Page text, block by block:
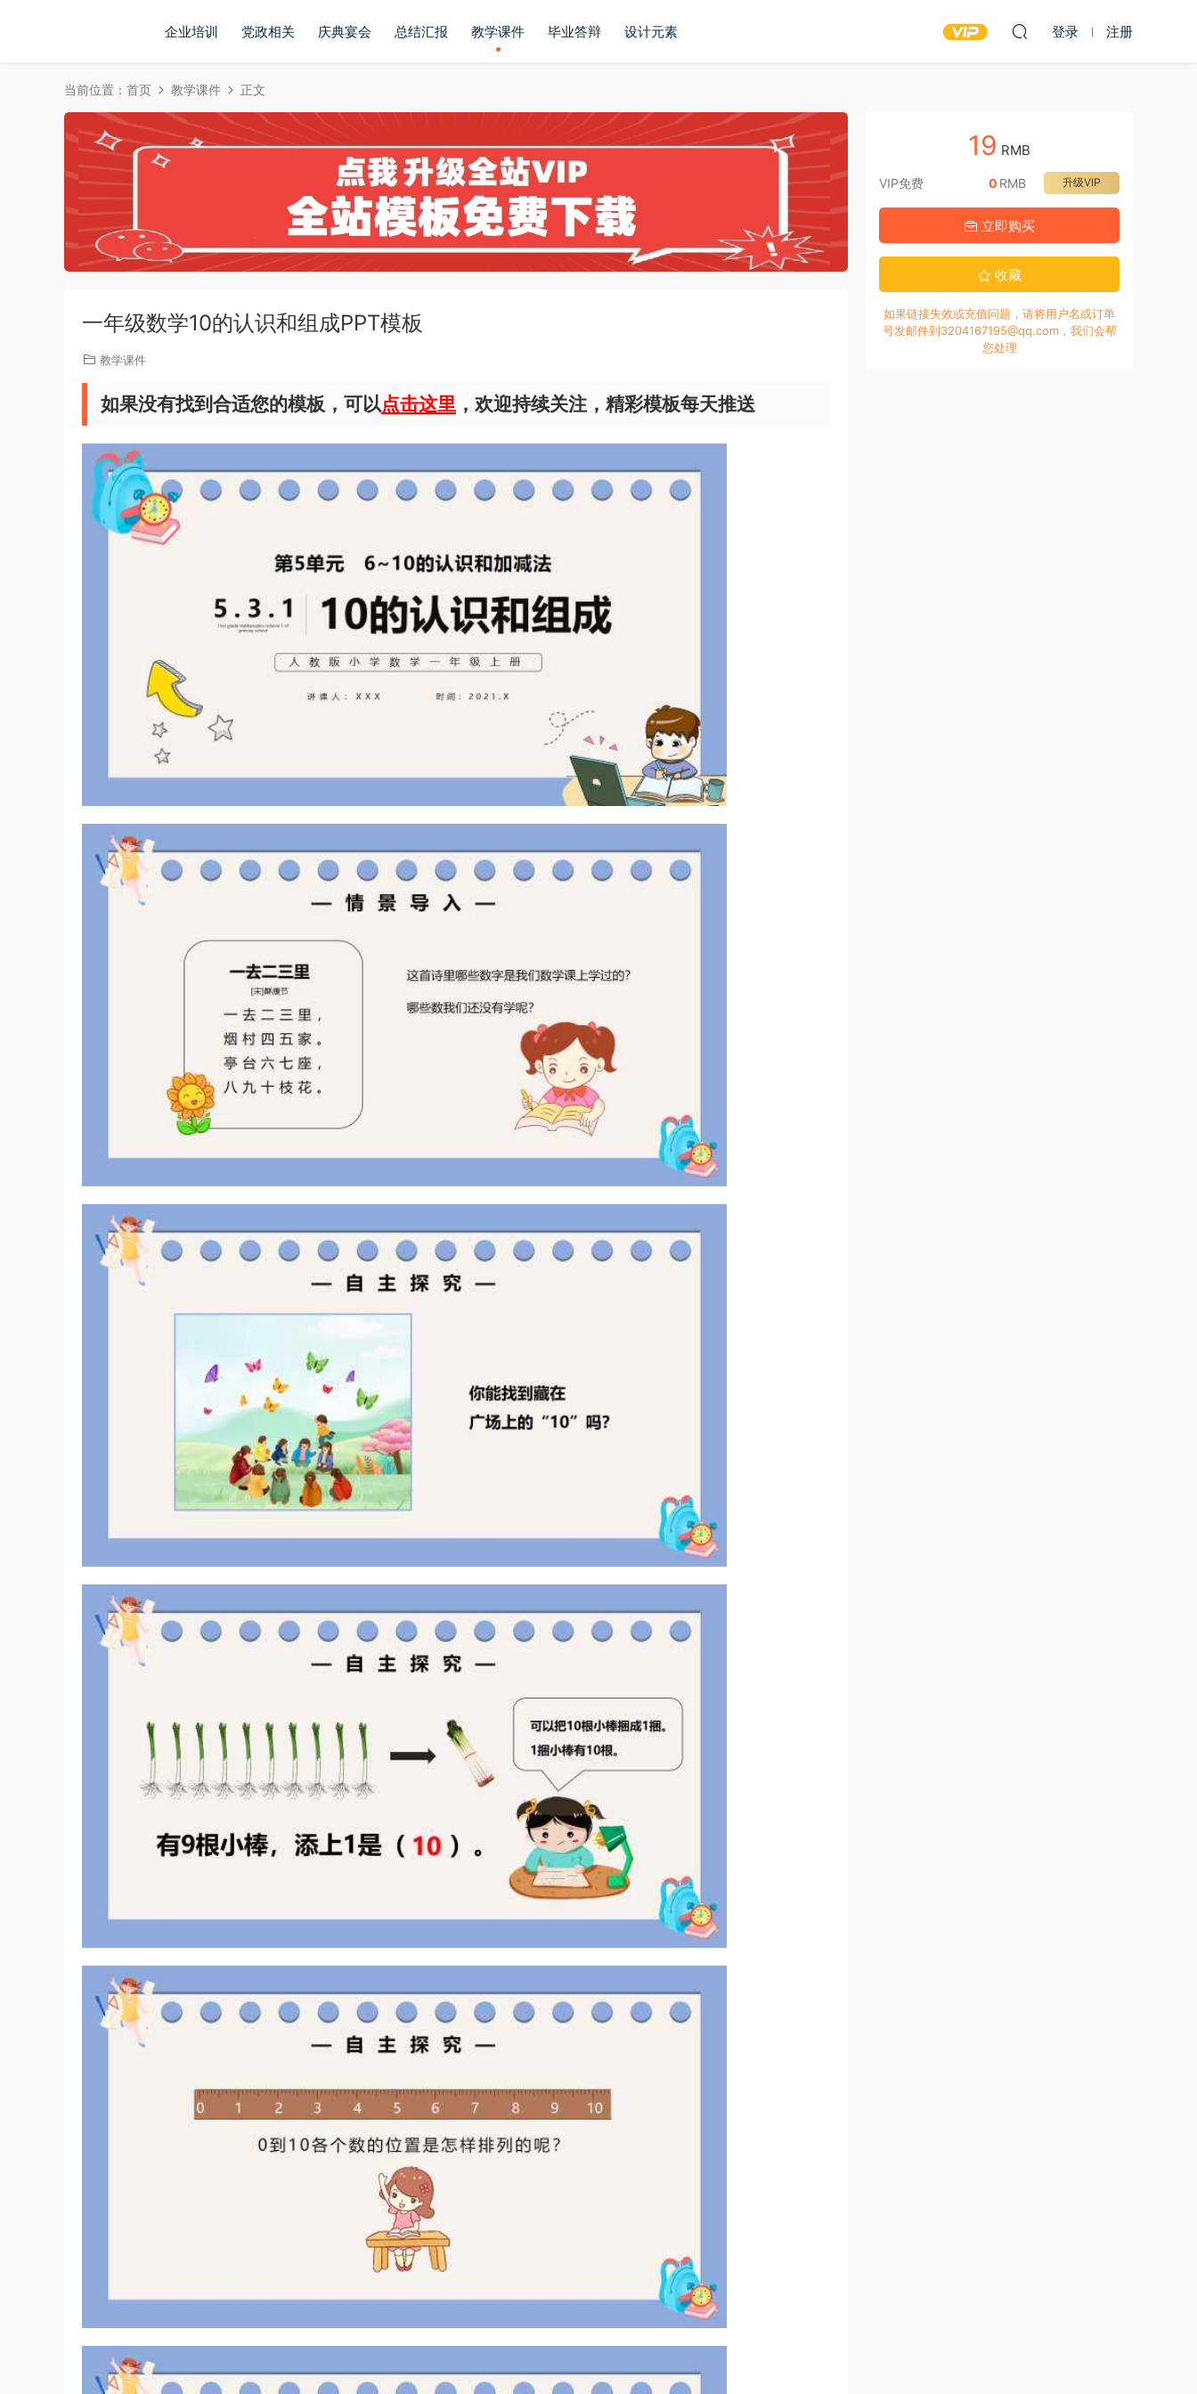
企业培训 党政相关 庆典宴会 总结汇报 教学课件 毕业答辩 设计元素 登录 注册
当前位置： 首页 教学课件 正文
一年级数学10的认识和组成PPT模板
教学课件
如果没有找到合适您的模板，可以点击这里 ，欢迎持续关注，精彩模板每天推送
19 RMB
VIP免费 升级VIP
0 RMB
立即购买
收藏
如果链接失效或充值问题，请将用户名或订单
号发邮件到3204167195@qq.com，我们会帮
您处理